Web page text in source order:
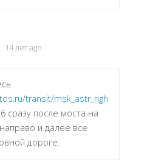
14 лет ago
transit/msk_astr_righ
сразу после моста на
и далее все
дороге.